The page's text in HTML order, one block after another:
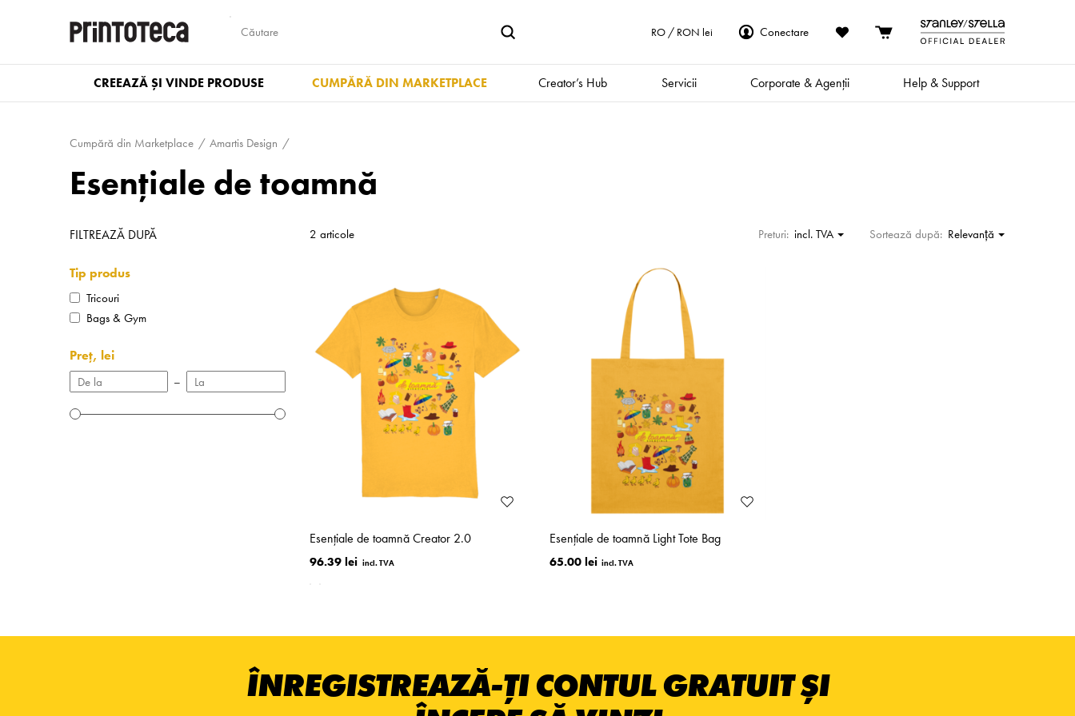
RO / RON lei Conectare
CREEAZĂ ȘI VINDE PRODUSE CUMPĂRĂ DIN MARKETPLACE Creator’s Hub Servicii Corporate & Agenții Help & Support
Cumpără din Marketplace Amartis Design
Esențiale de toamnă
FILTREAZĂ DUPĂ
Tip produs
Tricouri
Bags & Gym
Preț, lei
–
2 articole Preturi: incl. TVA Sortează după: Relevanţă
Esențiale de toamnă Creator 2.0
96.39 lei
Esențiale de toamnă Light Tote Bag
65.00 lei
ÎNREGISTREAZĂ-ȚI CONTUL GRATUIT ȘI